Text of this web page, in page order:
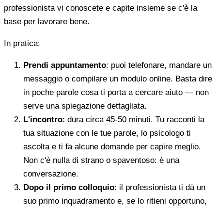
professionista vi conoscete e capite insieme se c'è la
base per lavorare bene.
In pratica:
Prendi appuntamento: puoi telefonare, mandare un
messaggio o compilare un modulo online. Basta dire
in poche parole cosa ti porta a cercare aiuto — non
serve una spiegazione dettagliata.
L'incontro: dura circa 45-50 minuti. Tu racconti la
tua situazione con le tue parole, lo psicologo ti
ascolta e ti fa alcune domande per capire meglio.
Non c'è nulla di strano o spaventoso: è una
conversazione.
Dopo il primo colloquio: il professionista ti dà un
suo primo inquadramento e, se lo ritieni opportuno,